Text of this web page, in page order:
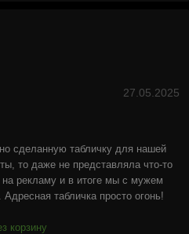
27.05.2025
сделанную табличку для нашей
то даже не представляла что-то
на рекламу и в итоге мы с мужем
табличка просто огонь!
корзину